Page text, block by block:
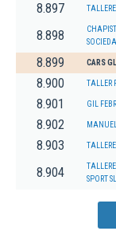
8.897
8.898
8.899 CARS
8.900 TALLER
8.901 GIL
8.902 MANUEL
8.903
8.904
SPORT SL.